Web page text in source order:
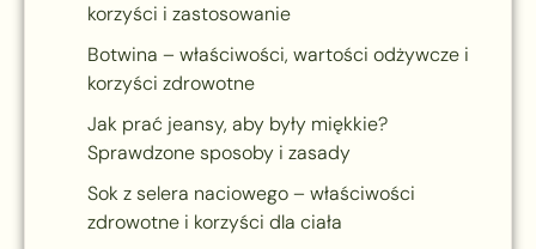
korzyści i zastosowanie
Botwina – właściwości, wartości odżywcze i
korzyści zdrowotne
Jak prać jeansy, aby były miękkie?
Sprawdzone sposoby i zasady
Sok z selera naciowego – właściwości
zdrowotne i korzyści dla ciała